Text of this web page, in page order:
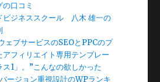
口コミ
ビジネススクール 八木 雄一の
ェブサービスのSEOとPPCのプ
アフィリエイト専用テンプレー
ス1」。”こんなの欲しかった
ージョン重視設計のWPランキ